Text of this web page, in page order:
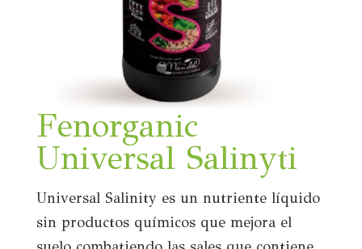
Fenorganic
Universal Salinyti
Universal Salinity es un nutriente líquido
sin productos químicos que mejora el